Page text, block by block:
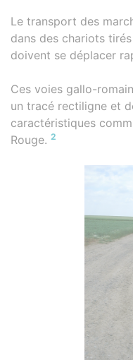
Le transport des
dans des chariots
doivent se déplacer
Ces voies gallo-
un tracé rectiligne et
caractéristiques
Rouge. 2